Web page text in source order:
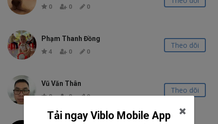
0 0 0
Phạm Thanh Đồng
4 0 0
Theo dõi
Vũ Văn Thân
0 0 0
Theo dõi
Tải ngay Viblo Mobile App